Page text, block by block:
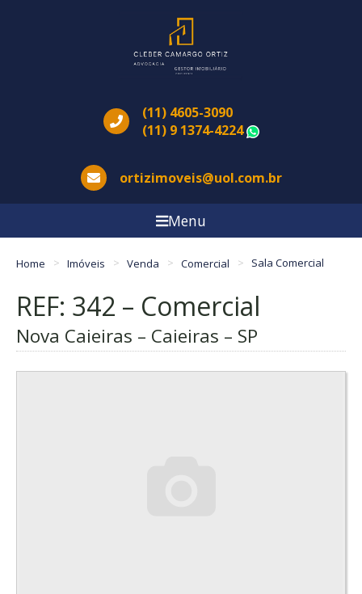
(11) 4605-3090
(11) 9 1374-4224
ortizimoveis@uol.com.br
Menu
Home Imóveis Venda Comercial Sala Comercial
REF: 342 – Comercial
Nova Caieiras – Caieiras – SP